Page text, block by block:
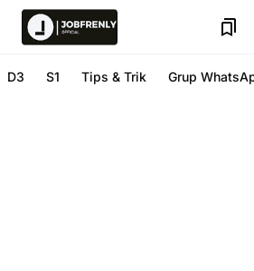
D3 S1 Tips & Trik Grup